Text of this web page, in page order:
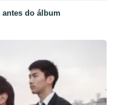
antes do álbum